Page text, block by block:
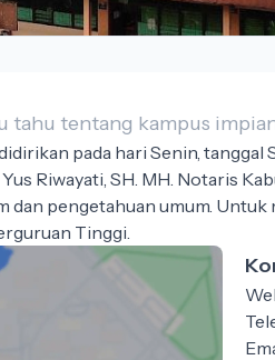
tahu tentang kampus
pada hari Senin,
Riwayati, SH. MH. Notaris
dan pengetahuan umum.
Tinggi.